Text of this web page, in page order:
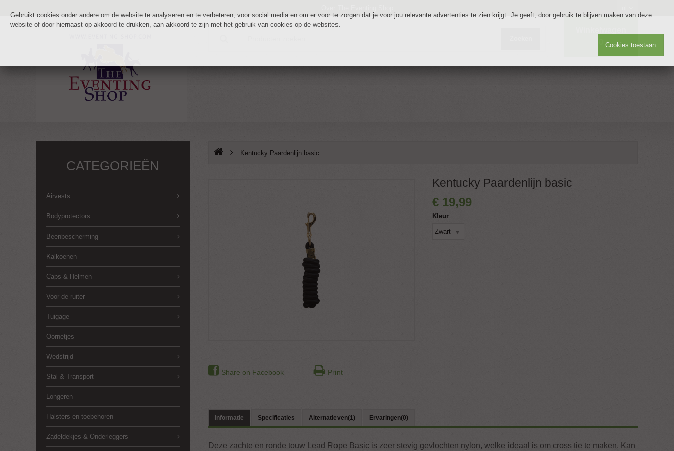
CATEGORIEËN
Airvests
Bodyprotectors
Beenbescherming
Kalkoenen
Caps & Helmen
Voor de ruiter
Tuigage
Oornetjes
Wedstrijd
Stal & Transport
Longeren
Halsters en toebehoren
Zadeldekjes & Onderleggers
Kentucky Paardenlijn basic
Share on Facebook Print
Kentucky Paardenlijn basic
€ 19,99
Kleur
Zwart
Informatie Specificaties Alternatieven(1) Ervaringen(0)
Deze zachte en ronde touw Lead Rope Basic is zeer stevig gevlochten nylon, welke ideaal is om cross tie te maken. Kan
Gebruikt cookies onder andere om de website te analyseren en te verbeteren, voor social media en om er voor te zorgen dat je voor jou relevante advertenties te zien krijgt. Je geeft, door gebruik te blijven maken van deze
website of door hiernaast op akkoord te drukken, aan akkoord te zijn met het gebruik van cookies op de websites.
Cookies toestaan